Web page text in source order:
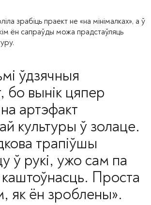
зрабіць праект не «на мінімалках», а ў
ён сапраўды можа прадстаўляць
ўдзячныя
вынік цяпер
артэфакт
культуры ў золаце.
трапіўшы
ў рукі, ужо сам па
Проста
як ён зроблены».